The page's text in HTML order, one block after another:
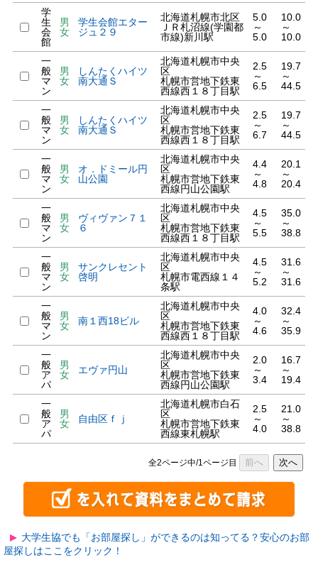
学
生
会
館
男
女
学生会館エター
ジュ２９
北海道札幌市北区
ＪＲ札沼線(学園都
市線)新川駅
5.0
～
5.0
10.0
～
10.0
一
般
マ
ン
男
女
しんたくハイツ
南大通Ｓ
北海道札幌市中央
区
札幌市営地下鉄東
西線西１８丁目駅
2.5
～
6.5
19.7
～
44.5
一
般
マ
ン
男
女
しんたくハイツ
南大通Ｓ
北海道札幌市中央
区
札幌市営地下鉄東
西線西１８丁目駅
2.5
～
6.7
19.7
～
44.5
一
般
マ
ン
男
女
オ．ドミール円
山公園
北海道札幌市中央
区
札幌市営地下鉄東
西線円山公園駅
4.4
～
4.8
20.1
～
20.4
一
般
マ
ン
男
女
ヴィヴァン７１
６
北海道札幌市中央
区
札幌市営地下鉄東
西線西１８丁目駅
4.5
～
5.5
35.0
～
38.8
一
般
マ
ン
男
女
サンクレセント
啓明
北海道札幌市中央
区
札幌市電西線１４
条駅
4.5
～
5.2
31.6
～
31.6
一
般
マ
ン
男
女
南１西18ビル
北海道札幌市中央
区
札幌市営地下鉄東
西線西１８丁目駅
4.0
～
4.6
32.4
～
35.9
一
般
ア
パ
男
女
エヴァ円山
北海道札幌市中央
区
札幌市営地下鉄東
西線円山公園駅
2.0
～
3.4
16.7
～
19.4
一
般
ア
パ
男
女
自由区ｆｊ
北海道札幌市白石
区
札幌市営地下鉄東
西線東札幌駅
2.5
～
4.0
21.0
～
38.8
全2ページ中/1ページ目 前へ 次へ
大学生協でも「お部屋探し」ができるのは知ってる？安心のお部
屋探しはここをクリック！